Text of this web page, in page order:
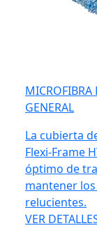
MICROFIBRA
GENERAL
La cubierta
Flexi-Frame
óptimo de
mantener
relucientes.
VER